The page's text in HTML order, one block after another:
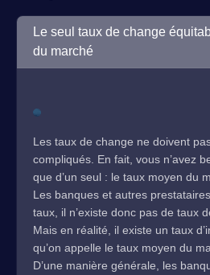
Le seul taux de change
du marché
Les taux de change ne doivent
compliqués. En fait, vous n’avez
que d’un seul : le taux moyen du
Les banques et autres
taux, il n’existe donc pas de taux
Mais en réalité, il existe un taux
qu’on appelle le taux moyen du
D’une manière générale, les